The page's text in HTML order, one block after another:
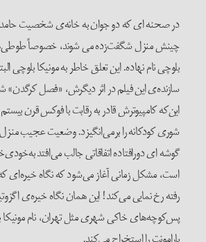
در صحنه ای که دو جوان به خانه‌ی شخصیت حامد
چینش منزل شگفت‌زده می شوند، خصوصاً
بلوچی نام نهاده. این تعلق خاطر به مونیکا بلوچی
سازنده‌ی این فیلم در اثر دیگرش، «فصل کرگدن»
این‌که کامپیوترش قادر به رقابت با فوکس قرن
شوری کودکانه را برمی‌انگیزد. وضعیت عجیب منزل
گوشه ای دورافتاده اتفاقاتی جالب می‌افتد
است، مشکل زمانی آغاز می‌شود که نگاه خیره‌ای
رفته رخ نمایی می‌کند! این همان نگاه خیره‌ی
پس‌کوچه‌های خاکی شهری مثل تهران، نام مونیکا